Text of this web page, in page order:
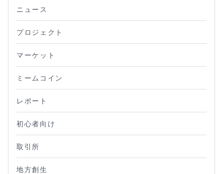
ニュース
プロジェクト
マーケット
ミームコイン
レポート
初心者向け
取引所
地方創生